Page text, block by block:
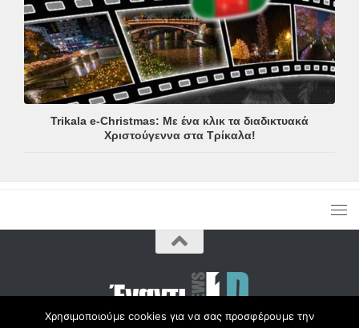
Trikala e-Christmas: Με ένα κλικ τα διαδικτυακά
Χριστούγεννα στα Τρίκαλα!
Χρησιμοποιούμε cookies για να σας προσφέρουμε την